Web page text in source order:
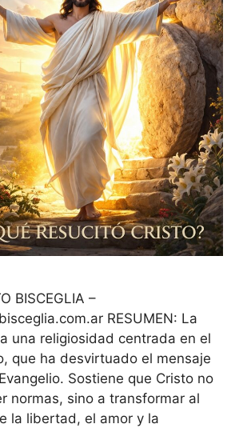
BISCEGLIA –
RESUMEN: La
una religiosidad centrada en el
que ha desvirtuado el mensaje
Sostiene que Cristo no
normas, sino a transformar al
la libertad, el amor y la